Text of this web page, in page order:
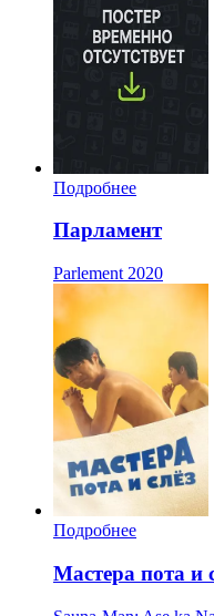
Подробнее
Парламент
Parlement 2020
Подробнее
Мастера пота и